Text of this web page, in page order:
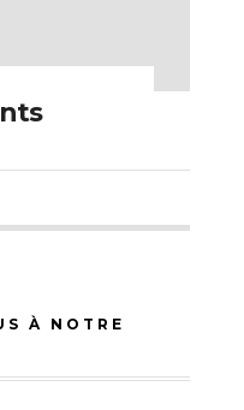
À NOTRE